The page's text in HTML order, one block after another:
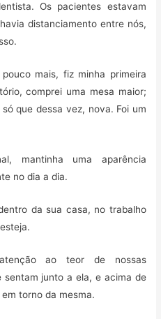
Os pacientes estavam
distanciamento entre nós,
mais, fiz minha primeira
comprei uma mesa maior;
que dessa vez, nova. Foi um
mantinha uma aparência
no dia a dia.
da sua casa, no trabalho
ao teor de nossas
sentam junto a ela, e acima de
torno da mesma.